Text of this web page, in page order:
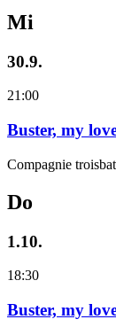
Mi
30.9.
21:00
Buster, my
Compagnie
Do
1.10.
18:30
Buster, my